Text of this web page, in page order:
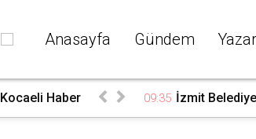
Anasayfa Gündem
Kocaeli Haber 09:35 İzmit